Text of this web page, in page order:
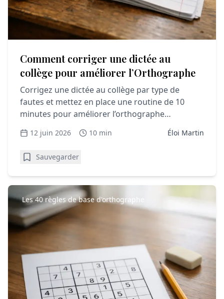
Comment corriger une dictée au
collège pour améliorer l’Orthographe
Corrigez une dictée au collège par type de
fautes et mettez en place une routine de 10
minutes pour améliorer l’orthographe
durablement.
12 juin 2026 10 min Éloi Martin
Sauvegarder
Les 40 règles de base d'orthographe